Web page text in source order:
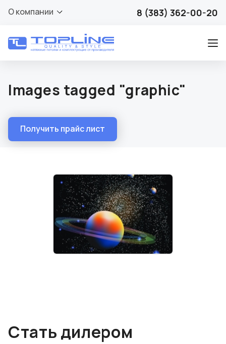
О компании 8 (383) 362-00-20
Images tagged "graphic"
Получить прайс лист
Стать дилером